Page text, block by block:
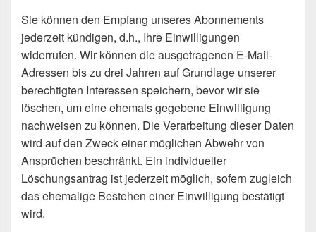
Sie können den Empfang unseres Abonnements
jederzeit kündigen, d.h., Ihre Einwilligungen
widerrufen. Wir können die ausgetragenen E-Mail-
Adressen bis zu drei Jahren auf Grundlage unserer
berechtigten Interessen speichern, bevor wir sie
löschen, um eine ehemals gegebene Einwilligung
nachweisen zu können. Die Verarbeitung dieser Daten
wird auf den Zweck einer möglichen Abwehr von
Ansprüchen beschränkt. Ein individueller
Löschungsantrag ist jederzeit möglich, sofern zugleich
das ehemalige Bestehen einer Einwilligung bestätigt
wird.